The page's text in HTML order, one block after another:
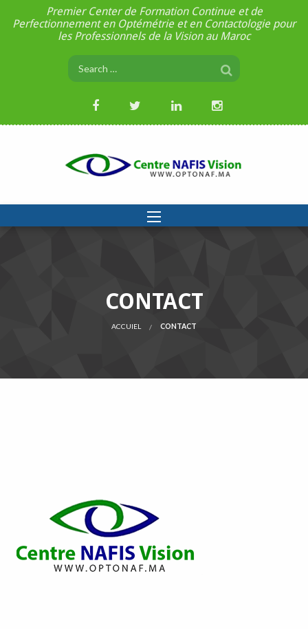
Premier Center de Formation Continue et de
Perfectionnement en Optémétrie et en Contactologie pour
les Professionnels de la Vision au Maroc
CONTACT
ACCUIEL CONTACT